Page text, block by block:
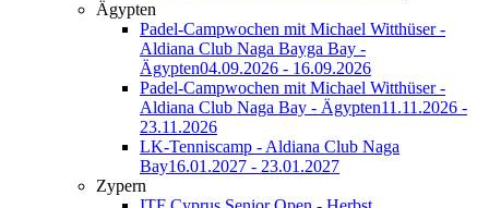
Ägypten
Padel-Campwochen mit Michael Witthüser -
Aldiana Club Naga Bayga Bay -
Ägypten04.09.2026 - 16.09.2026
Padel-Campwochen mit Michael Witthüser -
Aldiana Club Naga Bay - Ägypten11.11.2026 -
23.11.2026
LK-Tenniscamp - Aldiana Club Naga
Bay16.01.2027 - 23.01.2027
Zypern